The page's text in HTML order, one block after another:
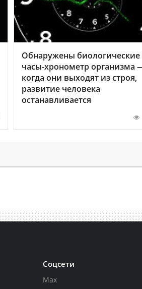
Обнаружены биологические
часы-хронометр организма
когда они выходят из строя,
развитие человека
останавливается
Соцсети
Max